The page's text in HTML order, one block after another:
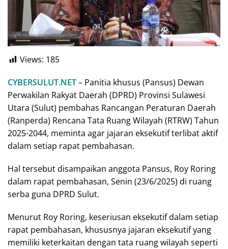
Views: 185
CYBERSULUT.NET– Panitia khusus (Pansus) Dewan
Perwakilan Rakyat Daerah (DPRD) Provinsi Sulawesi
Utara (Sulut) pembahas Rancangan Peraturan Daerah
(Ranperda) Rencana Tata Ruang Wilayah (RTRW) Tahun
2025-2044, meminta agar jajaran eksekutif terlibat aktif
dalam setiap rapat pembahasan.
Hal tersebut disampaikan anggota Pansus, Roy Roring
dalam rapat pembahasan, Senin (23/6/2025) di ruang
serba guna DPRD Sulut.
Menurut Roy Roring, keseriusan eksekutif dalam setiap
rapat pembahasan, khususnya jajaran eksekutif yang
memiliki keterkaitan dengan tata ruang wilayah seperti